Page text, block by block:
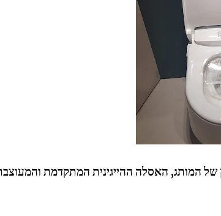
המותג, האסלה ההייגינית המתקדמת